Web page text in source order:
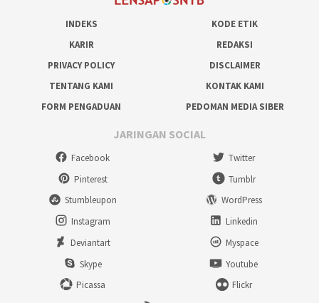
INDEKS
KODE ETIK
KARIR
REDAKSI
PRIVACY POLICY
DISCLAIMER
TENTANG KAMI
KONTAK KAMI
FORM PENGADUAN
PEDOMAN MEDIA SIBER
JARINGAN SOCIAL
Facebook
Twitter
Pinterest
Tumblr
Stumbleupon
WordPress
Instagram
Linkedin
Deviantart
Myspace
Skype
Youtube
Picassa
Flickr